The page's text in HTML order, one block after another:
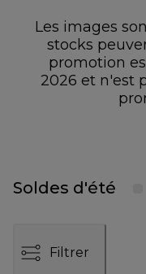
Les images
stocks
promotion
2026 et n'est
Soldes d'été
Filtrer